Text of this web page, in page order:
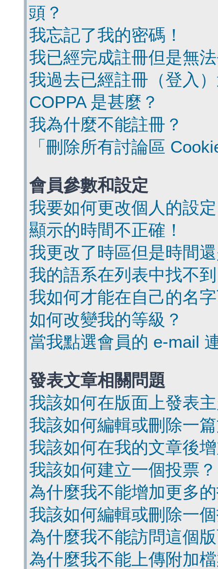
頭？
我忘記了我的密碼！
我已經完成註冊但是無
我過去已經註冊（登入
COPPA 是甚麼？
我為什麼不能註冊？
「刪除所有討論區
會員參數和設定
我要如何更改個人的設
顯示的時間不正確！
我更改了時區但是時間
我的語系在列表中找不
我如何才能在自己的名
如何改變我的等級？
當我點選會員的 e-mail
發表文章相關問題
我該如何在版面上發表
我該如何編輯或刪除一
我該如何在我的文章後
我該如何建立一個投票？
為什麼我不能增加更多
我該如何編輯或刪除一
為什麼我不能訪問這個
為什麼我不能上傳附加